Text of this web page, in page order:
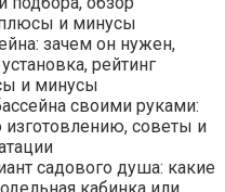
и минусы
зачем он нужен,
рейтинг
и минусы
своими руками:
изготовлению, советы и
садового душа: какие